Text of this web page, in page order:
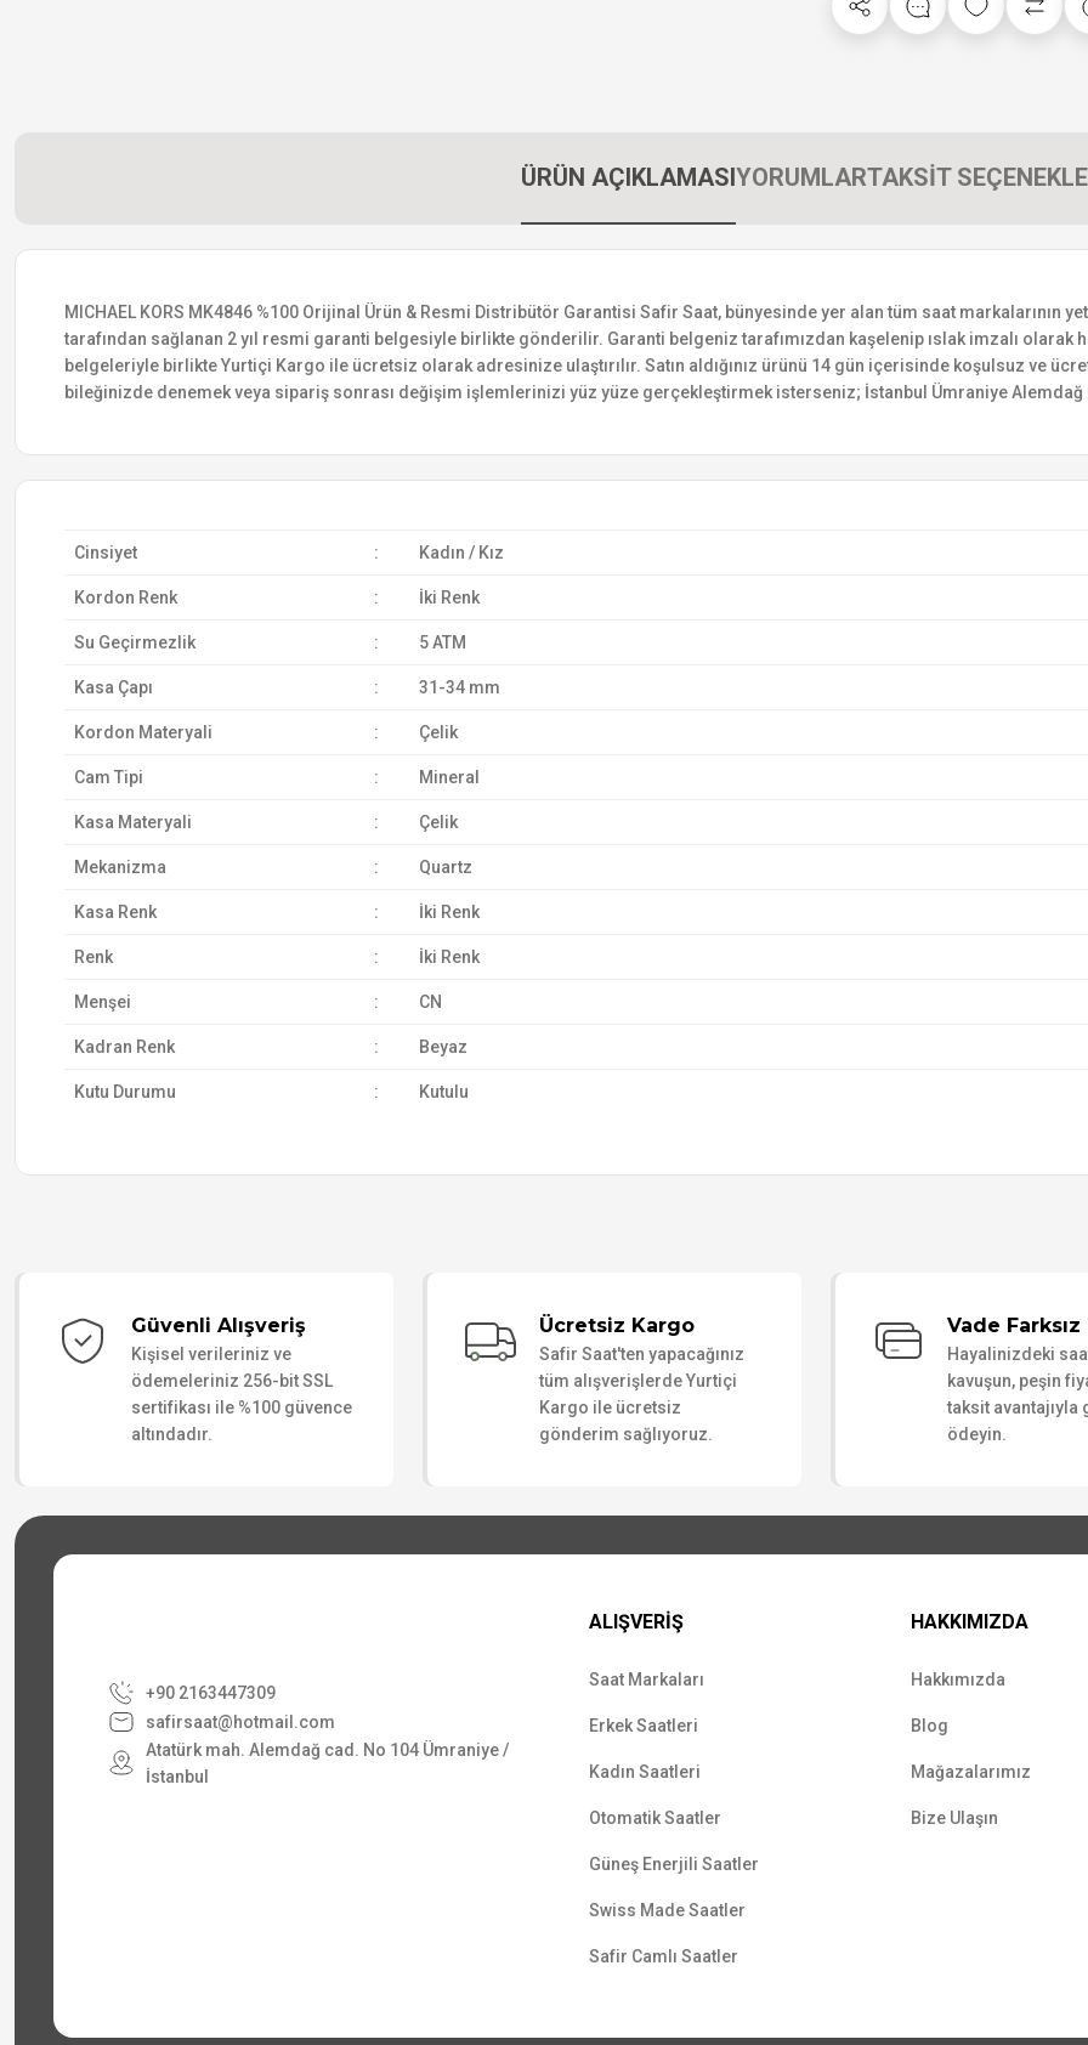
ÜRÜN AÇIKLAMASIYORUMLARTAKSİT
MICHAEL KORS MK4846 %100 Orijinal Ürün & Resmi Distribütör Garantisi Safir Saat, bünyesinde yer alan tüm saat markalarının
tarafından sağlanan 2 yıl resmi garanti belgesiyle birlikte gönderilir. Garanti belgeniz tarafımızdan kaşelenip ıslak imzalı olarak
belgeleriyle birlikte Yurtiçi Kargo ile ücretsiz olarak adresinize ulaştırılır. Satın aldığınız ürünü 14 gün içerisinde koşulsuz ve
bileğinizde denemek veya sipariş sonrası değişim işlemlerinizi yüz yüze gerçekleştirmek isterseniz; İstanbul Ümraniye
Cinsiyet : Kadın / Kız
Kordon Renk : İki Renk
Su Geçirmezlik : 5 ATM
Kasa Çapı : 31-34 mm
Kordon Materyali : Çelik
Cam Tipi : Mineral
Kasa Materyali : Çelik
Mekanizma : Quartz
Kasa Renk : İki Renk
Renk : İki Renk
Menşei : CN
Kadran Renk : Beyaz
Kutu Durumu : Kutulu
Güvenli Alışveriş
Kişisel verileriniz ve
ödemeleriniz 256-bit SSL
sertifikası ile %100 güvence
altındadır.
Ücretsiz Kargo
Safir Saat'ten yapacağınız
tüm alışverişlerde Yurtiçi
Kargo ile ücretsiz
gönderim sağlıyoruz.
Vade
Hayalinizdeki
kavuşun, peşin
taksit avantajıyla
ödeyin.
+90 2163447309
safirsaat@hotmail.com
Atatürk mah. Alemdağ cad. No 104 Ümraniye /
İstanbul
ALIŞVERİŞ
Saat Markaları
Erkek Saatleri
Kadın Saatleri
Otomatik Saatler
Güneş Enerjili Saatler
Swiss Made Saatler
Safir Camlı Saatler
HAKKIMIZDA
Hakkımızda
Blog
Mağazalarımız
Bize Ulaşın